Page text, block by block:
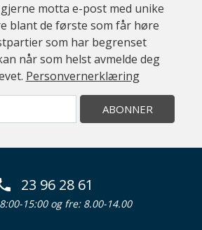
motta e-post med unike
blant de første som får høre
som har begrenset
når som helst avmelde deg
Personvernerklæring
ABONNER
23 96 28 61
15:00 og fre: 8.00-14.00